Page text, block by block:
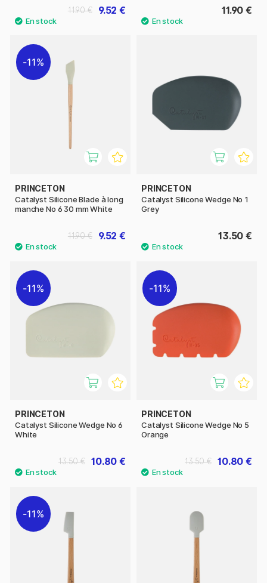
9.52 €
11.90 € 11.90 €
11%
PRINCETON
Catalyst Silicone Blade à long
manche No 6 30 mm White
9.52 €
11.90 €
PRINCETON
Catalyst Silicone Wedge No 1
Grey
13.50 €
11%
PRINCETON
Catalyst Silicone Wedge No 6
White
10.80 €
13.50 €
11%
PRINCETON
Catalyst Silicone Wedge No 5
Orange
10.80 €
13.50 €
11%